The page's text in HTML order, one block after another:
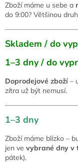
Zboží máme u sebe a
do 9:00? Většinou
Skladem / do
1–3 dny / do
Doprodejové zboží –
zítra už být nemusí.
1–3 dny
Zboží máme blízko –
jen ve vybrané dny v
pátek).